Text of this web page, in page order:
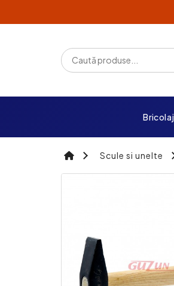
Bricolaj
Scule si unelte